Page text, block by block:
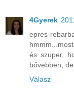
4Gyerek
epres-
és szuper,
bővebben,
Válasz